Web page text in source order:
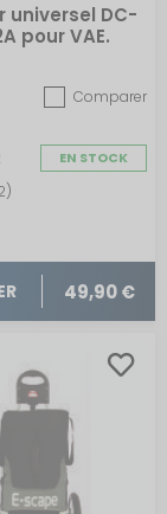
universel DC-
pour VAE.
Comparer
EN STOCK
49,90 €